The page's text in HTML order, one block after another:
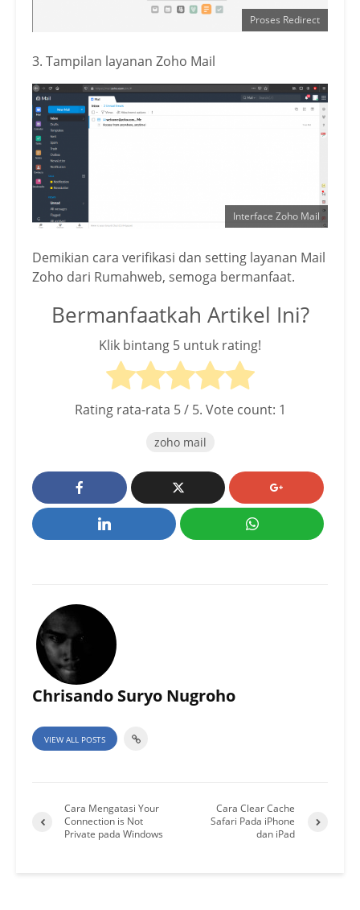
Proses Redirect
3. Tampilan layanan Zoho Mail
Interface Zoho Mail
Demikian cara verifikasi dan setting layanan Mail
Zoho dari Rumahweb, semoga bermanfaat.
Bermanfaatkah Artikel Ini?
Klik bintang 5 untuk rating!
Rating rata-rata 5/ 5. Vote count: 1
zoho mail
Chrisando Suryo Nugroho
VIEW ALL POSTS
Cara Mengatasi Your
Connection is Not
Private pada Windows
Cara Clear Cache
Safari Pada iPhone
dan iPad